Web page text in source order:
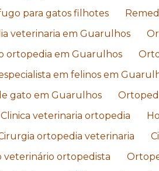
para gatos filhotes
veterinaria em Guarulhos
ortopedia em Guarulhos
em felinos em
gato em Guarulhos
Clinica veterinaria ortopedia
ortopedia veterinaria
veterinário ortopedista